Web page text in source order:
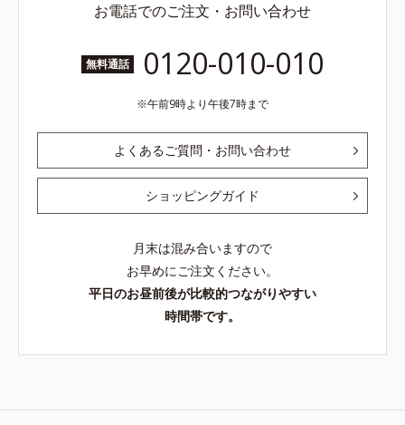
お電話でのご注文・お問い合わせ
無料通話 0120-010-010
午前9時より午後7時まで
よくあるご質問・お問い合わせ
ショッピングガイド
月末は混み合いますので
お早めにご注文ください。
平日のお昼前後が比較的つながりやすい
時間帯です。